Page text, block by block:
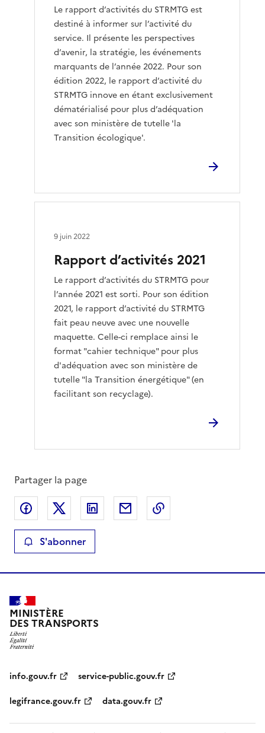
Le rapport d’activités du STRMTG est
destiné à informer sur l’activité du
service. Il présente les perspectives
d’avenir, la stratégie, les événements
marquants de l’année 2022. Pour son
édition 2022, le rapport d’activité du
STRMTG innove en étant exclusivement
dématérialisé pour plus d’adéquation
avec son ministère de tutelle 'la
Transition écologique'.
Rapport d’activités 2021
Le rapport d’activités du STRMTG pour
l’année 2021 est sorti. Pour son édition
2021, le rapport d’activité du STRMTG
fait peau neuve avec une nouvelle
maquette. Celle-ci remplace ainsi le
format "cahier technique" pour plus
d'adéquation avec son ministère de
tutelle "la Transition énergétique" (en
facilitant son recyclage).
9 juin 2022
Partager la page
Partager sur Facebook
Partager sur XPartager sur LinkedIn
Partager par email
S'abonner
MINISTÈRE
DES TRANSPORTS
info.gouv.fr
service-public.gouv.fr
legifrance.gouv.fr
data.gouv.fr